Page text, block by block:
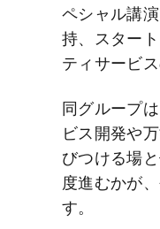
ペシャル講
持、スター
ティサービ
同グループ
ビス開発や
びつける場
度進むかが
す。